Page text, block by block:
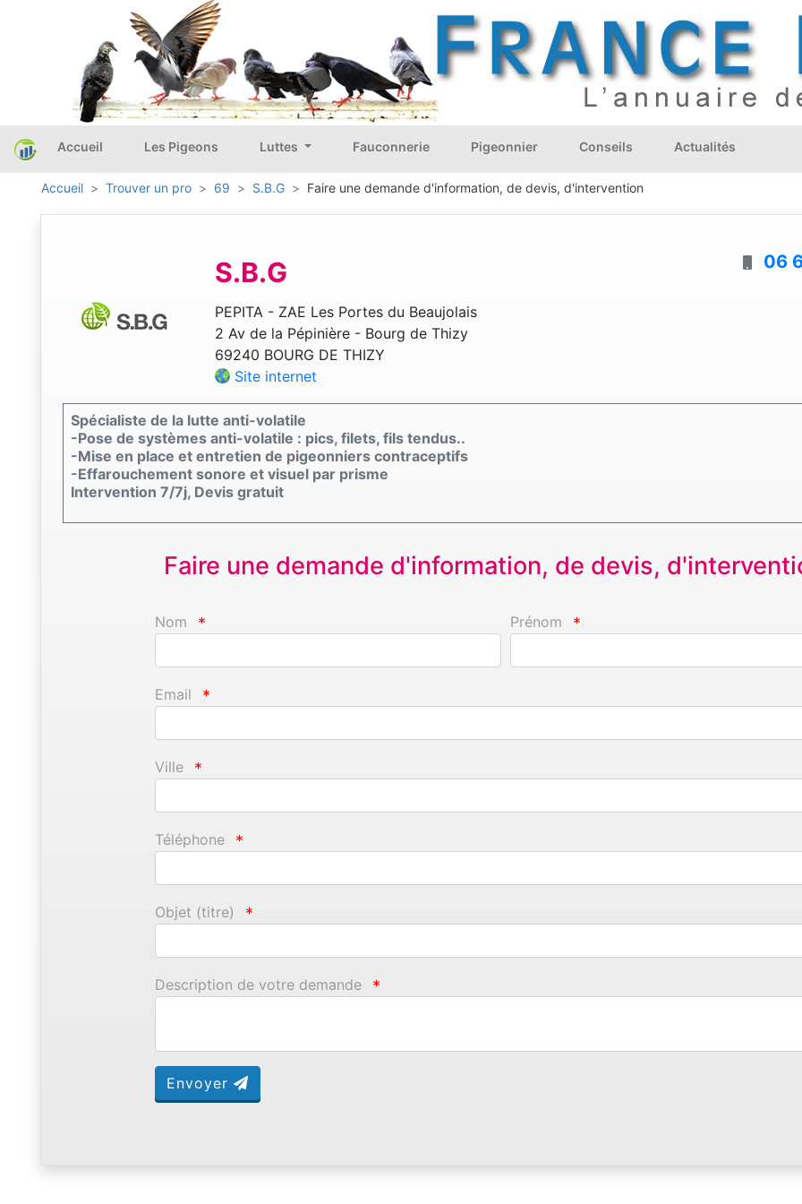
Accueil Les Pigeons Luttes Fauconnerie Pigeonnier Conseils Actualités
Accueil Trouver un pro 69 S.B.G Faire une demande d'information, de devis, d'intervention
S.B.G
PEPITA - ZAE Les Portes du Beaujolais
2 Av de la Pépinière - Bourg de Thizy
69240 BOURG DE THIZY
Site internet
06
Spécialiste de la lutte anti-volatile
-Pose de systèmes anti-volatile : pics, filets, fils tendus..
-Mise en place et entretien de pigeonniers contraceptifs
-Effarouchement sonore et visuel par prisme
Intervention 7/7j, Devis gratuit
Faire une demande d'information, de devis,
Nom * Prénom *
Email *
Ville *
Téléphone *
Objet (titre) *
Description de votre demande *
Envoyer